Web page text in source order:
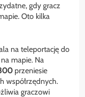
gdy gracz
Oto kilka
na teleportację do
mapie. Na
przeniesie
współrzędnych.
graczowi